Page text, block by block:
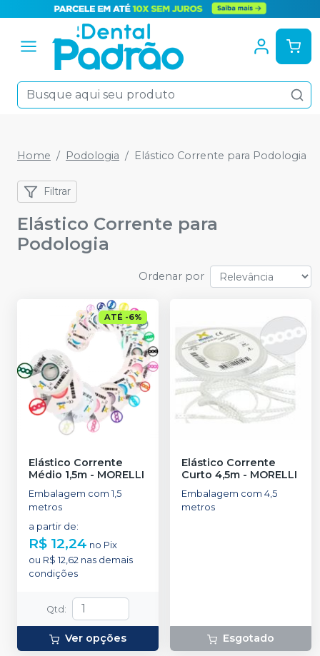
Home Podologia Elástico Corrente para Podologia
Filtrar
Elástico Corrente para
Podologia
Ordenar por
ATÉ -6%
Elástico Corrente
Médio 1,5m - MORELLI
Embalagem com 1,5
metros
a partir de:
R$ 12,24 no Pix
ou R$ 12,62 nas demais
condições
Qtd :
Ver opções
Elástico Corrente
Curto 4,5m - MORELLI
Embalagem com 4,5
metros
Esgotado